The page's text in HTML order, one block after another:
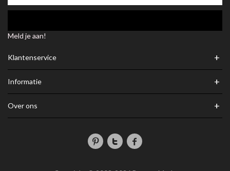
Meld je aan!
Klantenservice +
Informatie +
Over ons +